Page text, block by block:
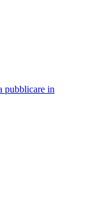
pubblicare in